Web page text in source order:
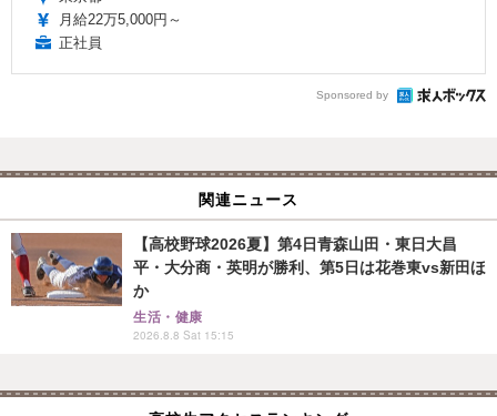
月給22万5,000円～
正社員
Sponsored by
関連ニュース
【高校野球2026夏】第4日青森山田・東日大昌
平・大分商・英明が勝利、第5日は花巻東vs新田ほ
か
生活・健康
2026.8.8 Sat 15:15